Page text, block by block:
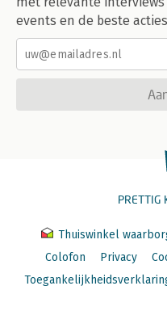
events en de beste
PRETTIG
Thuiswinkel
Colofon
Privacy